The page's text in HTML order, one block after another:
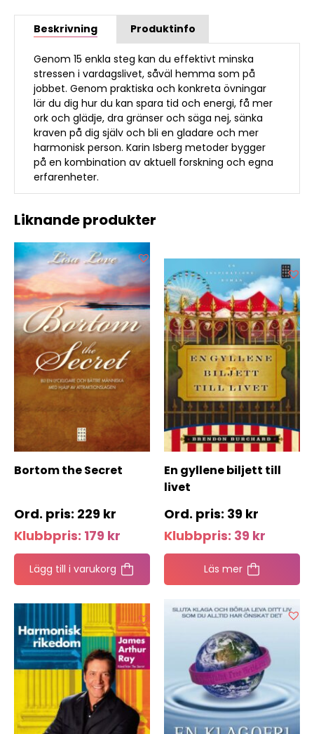
Beskrivning Produktinfo
Genom 15 enkla steg kan du effektivt minska
stressen i vardagslivet, såväl hemma som på
jobbet. Genom praktiska och konkreta övningar
lär du dig hur du kan spara tid och energi, få mer
ork och glädje, dra gränser och säga nej, sänka
kraven på dig själv och bli en gladare och mer
harmonisk person. Karin Isberg metoder bygger
på en kombination av aktuell forskning och egna
erfarenheter.
Liknande produkter
Bortom the Secret
229 kr
Klubbpris: 179 kr
Lägg till i varukorg
En gyllene biljett till
livet
39 kr
Klubbpris: 39 kr
Läs mer